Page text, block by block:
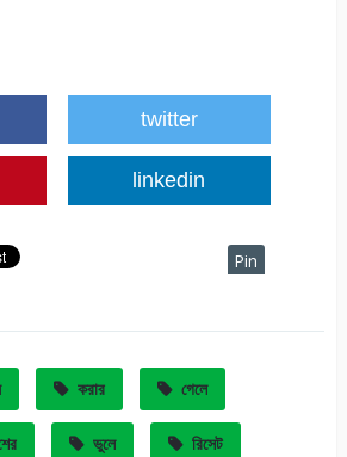
twitter
linkedin
Pin
করার গেলে
ভুলে রিসেট